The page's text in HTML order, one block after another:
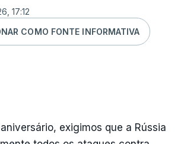
17:12
COMO FONTE INFORMATIVA
exigimos que a Rússia